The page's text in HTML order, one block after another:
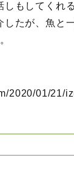
しもしてくれ
たが、魚と
2020/01/21/